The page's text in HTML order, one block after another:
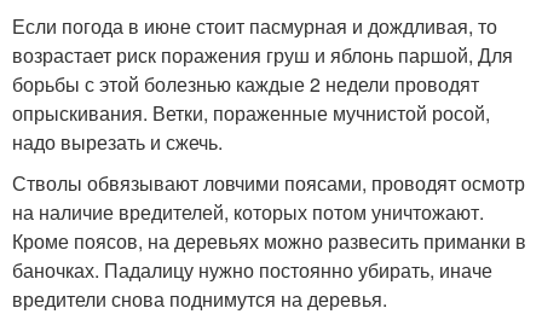
Если погода в июне стоит пасмурная и дождливая, то
возрастает риск поражения груш и яблонь паршой, Для
борьбы с этой болезнью каждые 2 недели проводят
опрыскивания. Ветки, пораженные мучнистой росой,
надо вырезать и сжечь.
Стволы обвязывают ловчими поясами, проводят осмотр
на наличие вредителей, которых потом уничтожают.
Кроме поясов, на деревьях можно развесить приманки в
баночках. Падалицу нужно постоянно убирать, иначе
вредители снова поднимутся на деревья.